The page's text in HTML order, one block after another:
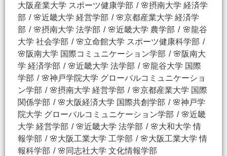
大阪産業大学 スポーツ健康学部
🌸摂南大学 経済学
部
🌸近畿大学 経営学部
🌸京都産業大学 経済学
部
🌸摂南大学 法学部 🌸近畿大学 農学部
🌸龍谷
大学 社会学部
🌸立命館大学 スポーツ健康科学部
🌸阪南大学 国際コミュニケーション学部
🌸阪南大
学 経済学部
🌸近畿大学 法学部
🌸龍谷大学 国際
学部
🌸神戸学院大学 グローバルコミュニケーショ
ン学部
🌸摂南大学 経営学部
🌸京都産業大学 国際
関係学部
🌸大阪経済大学 国際共創学部
🌸神戸学
院大学 グローバルコミュニケーション学部
🌸近畿
大学 経営学部
🌸近畿大学 法学部
🌸大和大学 情
報学部
🌸大阪工業大学 工学部
🌸大阪工業大学 情
報科学部
🌸同志社大学 文化情報学部